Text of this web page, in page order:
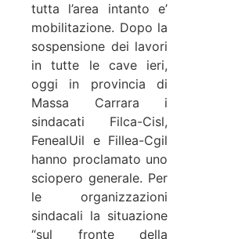
tutta l’area intanto e’
mobilitazione. Dopo la
sospensione dei lavori
in tutte le cave ieri,
oggi in provincia di
Massa Carrara i
sindacati Filca-Cisl,
FenealUil e Fillea-Cgil
hanno proclamato uno
sciopero generale. Per
le organizzazioni
sindacali la situazione
“sul fronte della